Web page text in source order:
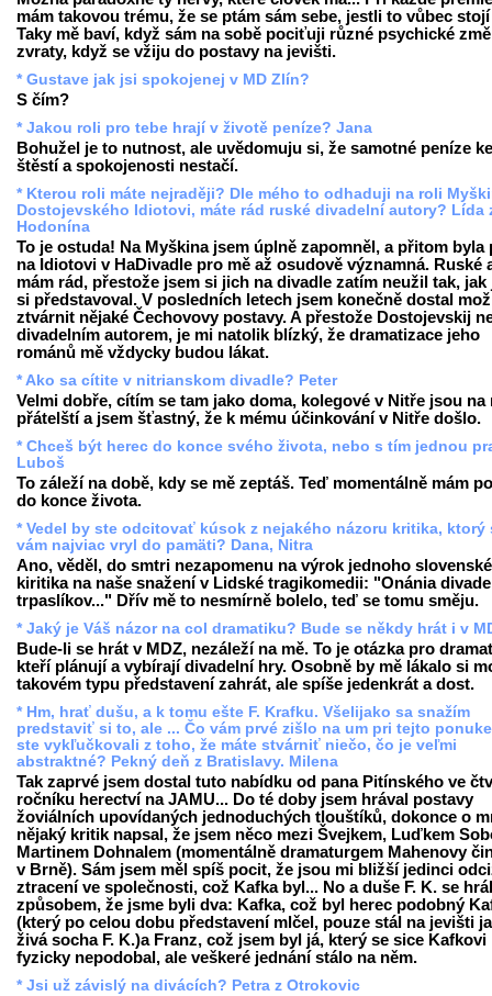
mám takovou trému, že se ptám sám sebe, jestli to vůbec
Taky mě baví, když sám na sobě pociťuji různé psychické
zvraty, když se vžiju do postavy na jevišti.
* Gustave jak jsi spokojenej v MD Zlín?
S čím?
* Jakou roli pro tebe hrají v životě peníze? Jana
Bohužel je to nutnost, ale uvědomuju si, že samotné peníze ke
štěstí a spokojenosti nestačí.
* Kterou roli máte nejraději? Dle mého to odhaduji na roli
Dostojevského Idiotovi, máte rád ruské divadelní autory? Lída
Hodonína
To je ostuda! Na Myškina jsem úplně zapomněl, a přitom byla
na Idiotovi v HaDivadle pro mě až osudově významná. Ruské
mám rád, přestože jsem si jich na divadle zatím neužil tak, jak
si představoval. V posledních letech jsem konečně dostal
ztvárnit nějaké Čechovovy postavy. A přestože Dostojevskij
divadelním autorem, je mi natolik blízký, že dramatizace jeho
románů mě vždycky budou lákat.
* Ako sa cítite v nitrianskom divadle? Peter
Velmi dobře, cítím se tam jako doma, kolegové v Nitře jsou na
přátelští a jsem šťastný, že k mému účinkování v Nitře došlo.
* Chceš být herec do konce svého života, nebo s tím jednou
Luboš
To záleží na době, kdy se mě zeptáš. Teď momentálně mám
do konce života.
* Vedel by ste odcitovať kúsok z nejakého názoru kritika, ktorý
vám najviac vryl do pamäti? Dana, Nitra
Ano, věděl, do smtri nezapomenu na výrok jednoho
kiritika na naše snažení v Lidské tragikomedii: "Onánia
trpaslíkov..." Dřív mě to nesmírně bolelo, teď se tomu směju.
* Jaký je Váš názor na col dramatiku? Bude se někdy hrát i v
Bude-li se hrát v MDZ, nezáleží na mě. To je otázka pro
kteří plánují a vybírají divadelní hry. Osobně by mě lákalo si
takovém typu představení zahrát, ale spíše jedenkrát a dost.
* Hm, hrať dušu, a k tomu ešte F. Krafku. Všelijako sa snažím
predstaviť si to, ale ... Čo vám prvé zišlo na um pri tejto
ste vykľučkovali z toho, že máte stvárniť niečo, čo je veľmi
abstraktné? Pekný deň z Bratislavy. Milena
Tak zaprvé jsem dostal tuto nabídku od pana Pitínského ve
ročníku herectví na JAMU... Do té doby jsem hrával postavy
žoviálních upovídaných jednoduchých tlouštíků, dokonce o
nějaký kritik napsal, že jsem něco mezi Švejkem, Luďkem
Martinem Dohnalem (momentálně dramaturgem Mahenovy
v Brně). Sám jsem měl spíš pocit, že jsou mi bližší jedinci
ztracení ve společnosti, což Kafka byl... No a duše F. K. se
způsobem, že jsme byli dva: Kafka, což byl herec podobný
(který po celou dobu představení mlčel, pouze stál na jevišti
živá socha F. K.)a Franz, což jsem byl já, který se sice Kafkovi
fyzicky nepodobal, ale veškeré jednání stálo na něm.
* Jsi už závislý na divácích? Petra z Otrokovic